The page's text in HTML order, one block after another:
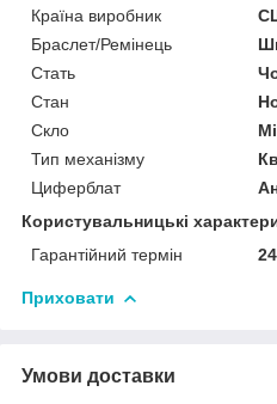
Країна виробник
Браслет/Ремінець
Стать
Стан
Скло
Тип механізму
Циферблат
Користувальницькі
Гарантійний термін
24
Приховати
Умови доставки